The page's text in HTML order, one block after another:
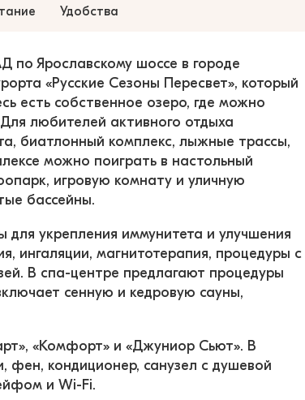
Удобства
по Ярославскому шоссе в городе
«Русские Сезоны Пересвет», который
есть собственное озеро, где можно
любителей активного отдыха
биатлонный комплекс, лыжные трассы,
можно поиграть в настольный
игровую комнату и уличную
бассейны.
укрепления иммунитета и улучшения
ингаляции, магнитотерапия, процедуры с
В спа-центре предлагают процедуры
сенную и кедровую сауны,
«Комфорт» и «Джуниор Сьют». В
фен, кондиционер, санузел с душевой
и Wi-Fi.